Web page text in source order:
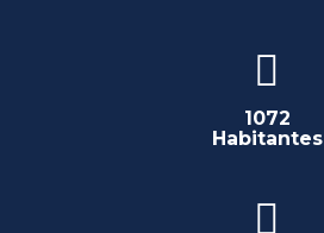
1072
Habitantes